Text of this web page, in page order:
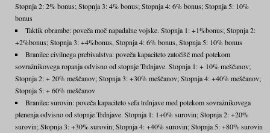
Stopnja 2: 2% bonus; Stopnja 3: 4% bonus; Stopnja 4: 6% bonus; Stopnja 5: 10%
bonus
Taktik obrambe: poveča moč napadalne vojske. Stopnja 1: +1%bonus; Stopnja 2:
+2%bonus; Stopnja 3: +4%bonus, Stopnja 4: 6% bonus, Stopnja 5: 10% bonus
Branilec civilnega prebivalstva: poveča kapaciteto zatočišč med potekom
sovražnikovega ropanja odvisno od stopnje Trdnjave. Stopnja 1: + 10% meščanov;
Stopnja 2: + 20% meščanov; Stopnja 3: +30% meščanov; Stopnja 4: +40% meščanov;
Stopnja 5: + 60% meščanov
Branilec surovin: poveča kapaciteto sefa trdnjave med potekom sovražnikovega
plenenja odvisno od stopnje Trdnjave. Stopnja 1: 1+0% surovin; Stopnja 2: +20%
surovin; Stopnja 3: +30% surovin; Stopnja 4: +40% surovin; Stopnja 5: +80% surovin